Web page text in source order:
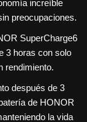
increíble
preocupaciones.
SuperCharge6
3 horas con solo
rendimiento.
después de 3
de HONOR
la vida